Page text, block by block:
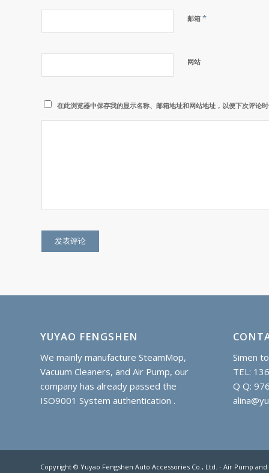
邮箱 *
网站
在此浏览器中保存我的显示名称、邮箱地址和网站地址，以便下次评论
YUYAO FENGSHEN
We mainly manufacture SteamMop,
Vacuum Cleaners, and Air Pump, our
company has already passed the
ISO9001 System authentication .
Simen
TEL:
Q Q:
Copyright © Yuyao Fengshen Auto Accessories Co., Ltd. - Air Pump